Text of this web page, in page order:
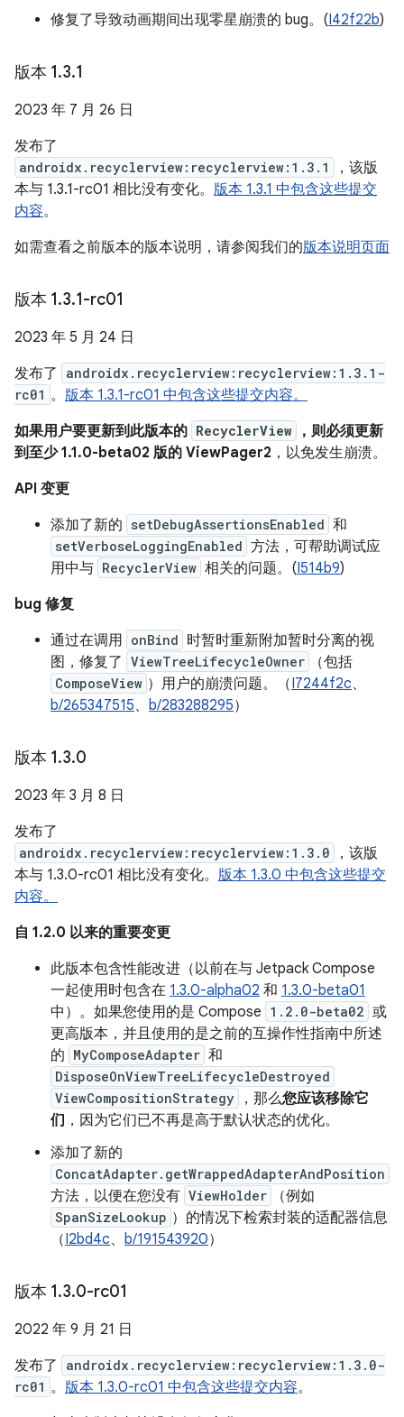
修复了导致动画期间出现零星崩溃的 bug。(I42f22b)
版本 1.3.1
2023 年 7 月 26 日
发布了
androidx.recyclerview:recyclerview:1.3.1
，该版
本与 1.3.1-rc01 相比没有变化。 版本 1.3.1 中包含这些提交
内容。
如需查看之前版本的版本说明，请参阅我们的版本说明页面
版本 1.3.1-rc01
2023 年 5 月 24 日
发布了
androidx.recyclerview:recyclerview:1.3.1-
rc01 。 版本 1.3.1-rc01 中包含这些提交内容。
如果用户要更新到此版本的 RecyclerView
，则必须更新
到至少 1.1.0-beta02 版的 ViewPager2 ，以免发生崩溃。
API 变更
添加了新的 setDebugAssertionsEnabled 和
setVerboseLoggingEnabled 方法，可帮助调试应
用中与 RecyclerView 相关的问题。(I514b9)
bug 修复
通过在调用 onBind 时暂时重新附加暂时分离的视
图，修复了 ViewTreeLifecycleOwner （包括
ComposeView ）用户的崩溃问题。（I7244f2c、
b/265347515、 b/283288295）
版本 1.3.0
2023 年 3 月 8 日
发布了
androidx.recyclerview:recyclerview:1.3.0
，该版
本与 1.3.0-rc01 相比没有变化。 版本 1.3.0 中包含这些提交
内容。
自 1.2.0 以来的重要变更
此版本包含性能改进（以前在与 Jetpack Compose
一起使用时包含在 1.3.0-alpha02 和 1.3.0-beta01
中）。如果您使用的是 Compose 1.2.0-beta02 或
更高版本，并且使用的是之前的互操作性指南中所述
的 MyComposeAdapter 和
DisposeOnViewTreeLifecycleDestroyed
ViewCompositionStrategy
，那么您应该移除它
们 ，因为它们已不再是高于默认状态的优化。
添加了新的
ConcatAdapter.getWrappedAdapterAndPosition
方法，以便在您没有 ViewHolder （例如
SpanSizeLookup ）的情况下检索封装的适配器信息
（I2bd4c、 b/191543920）
版本 1.3.0-rc01
2022 年 9 月 21 日
发布了
androidx.recyclerview:recyclerview:1.3.0-
rc01 。 版本 1.3.0-rc01 中包含这些提交内容。